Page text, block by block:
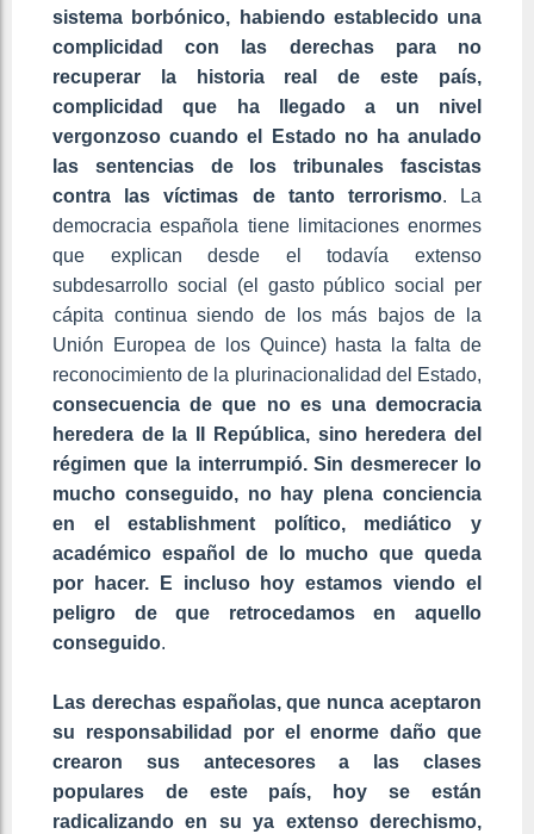
sistema borbónico, habiendo establecido una
complicidad con las derechas para no
recuperar la historia real de este país,
complicidad que ha llegado a un nivel
vergonzoso cuando el Estado no ha anulado
las sentencias de los tribunales fascistas
contra las víctimas de tanto terrorismo. La
democracia española tiene limitaciones enormes
que explican desde el todavía extenso
subdesarrollo social (el gasto público social per
cápita continua siendo de los más bajos de la
Unión Europea de los Quince) hasta la falta de
reconocimiento de la plurinacionalidad del Estado,
consecuencia de que no es una democracia
heredera de la II República, sino heredera del
régimen que la interrumpió. Sin desmerecer lo
mucho conseguido, no hay plena conciencia
en el establishment político, mediático y
académico español de lo mucho que queda
por hacer. E incluso hoy estamos viendo el
peligro de que retrocedamos en aquello
conseguido.
Las derechas españolas, que nunca aceptaron
su responsabilidad por el enorme daño que
crearon sus antecesores a las clases
populares de este país, hoy se están
radicalizando en su ya extenso derechismo,